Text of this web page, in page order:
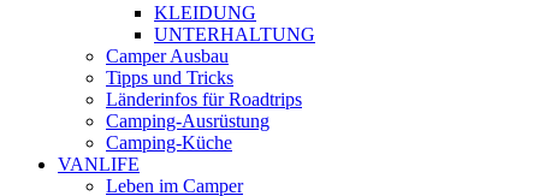
KLEIDUNG
UNTERHALTUNG
Camper Ausbau
Tipps und Tricks
Länderinfos für Roadtrips
Camping-Ausrüstung
Camping-Küche
VANLIFE
Leben im Camper